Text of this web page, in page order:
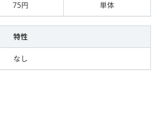
75円 単体
特性
なし